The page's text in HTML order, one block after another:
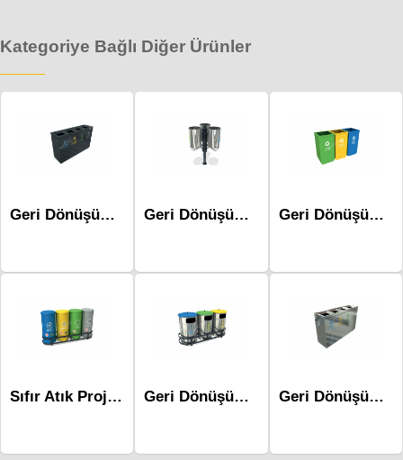
Kategoriye Bağlı Diğer Ürünler
Geri Dönüşüm Atık Üniteleri Mak-673b-Dörtlü Geri Dönüşüm Atık Üniteleri - Mak-613b Geri Dönüşüm Atık Üniteleri Mak-628b
Sıfır Atık Projesi Geri Dönüşüm Atık Ünitesi Mak-661b Dörtlü Geri Dönüşüm Atık Üniteleri - Mak-620c Geri Dönüşüm Atık Üniteleri Mak-673a-Dörtlü